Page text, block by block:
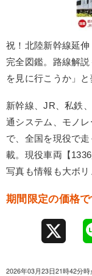
祝！北陸新幹線延
完全図鑑。路線解
を見に行こうか」と
新幹線、JR、私鉄
通システム、モノ
で、全国を現役で
載。現役車両【
写真も情報も大ボリ
期間限定の価格で
2026年03月23日21時42分